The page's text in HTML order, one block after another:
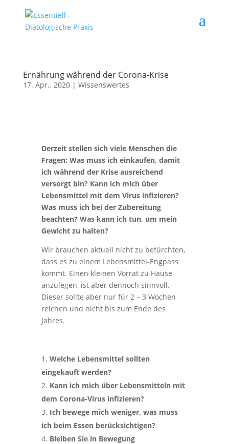
Ernährung während der Corona-Krise
17. Apr.. 2020| Wissenswertes
Derzeit stellen sich viele Menschen die
Fragen: Was muss ich einkaufen, damit
ich während der Krise ausreichend
versorgt bin? Kann ich mich über
Lebensmittel mit dem Virus infizieren?
Was muss ich bei der Zubereitung
beachten? Was kann ich tun, um mein
Gewicht zu halten?
Wir brauchen aktuell nicht zu befürchten,
dass es zu einem Lebensmittel-Engpass
kommt. Einen kleinen Vorrat zu Hause
anzulegen, ist aber dennoch sinnvoll.
Dieser sollte aber nur für 2 – 3 Wochen
reichen und nicht bis zum Ende des
Jahres.
Welche Lebensmittel sollten
eingekauft werden?
Kann ich mich über Lebensmitteln mit
dem Corona-Virus infizieren?
Ich bewege mich weniger, was muss
ich beim Essen berücksichtigen?
Bleiben Sie in Bewegung